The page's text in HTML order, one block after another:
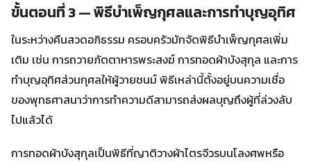
ขั้นตอนที่ 3 — พิธีบำเพ็ญกุศลและการทำบุญอุทิศ
ในระหว่างคืนสวดอภิธรรม ครอบครัวมักจัดพิธีบำเพ็ญกุศลเพิ่ม
เติม เช่น การถวายภัตตาหารพระสงฆ์ การทอดผ้าบังสุกุล และการ
ทำบุญอุทิศส่วนกุศลให้ผู้วายชนม์ พิธีเหล่านี้ตั้งอยู่บนความเชื่อ
ของพุทธศาสนาว่าการทำความดีสามารถส่งผลบุญถึงผู้ที่ล่วงลับ
ไปแล้วได้
การทอดผ้าบังสุกุลเป็นพิธีที่ญาติวางผ้าไตรจีวรบนโลงศพหรือ